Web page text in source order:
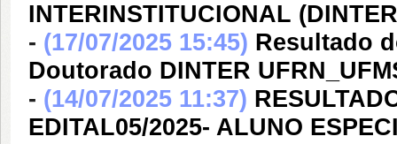
INTERINSTITUCIONAL
- (17/07/2025 15:45) Resultado
Doutorado DINTER
- (14/07/2025 11:37)
EDITAL05/2025- ALUNO